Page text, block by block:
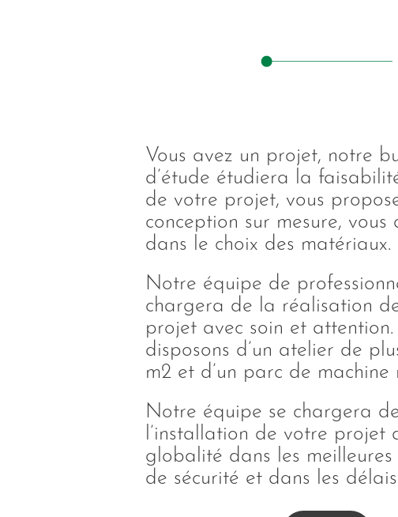
Vous avez un projet, notre
d’étude étudiera la
de votre projet, vous
conception sur mesure, vous
dans le choix des matériaux.
Notre équipe de
chargera de la réalisation
projet avec soin et attention.
disposons d’un atelier de
m2 et d’un parc de machine
Notre équipe se chargera
l’installation de votre projet
globalité dans les meilleures
de sécurité et dans les